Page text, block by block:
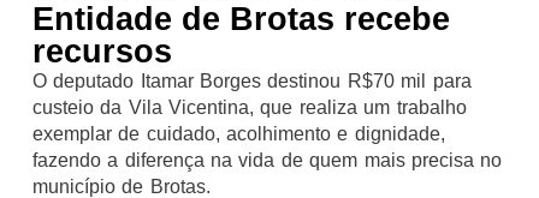
Entidade de Brotas recebe
recursos
O deputado Itamar Borges destinou R$70 mil para
custeio da Vila Vicentina, que realiza um trabalho
exemplar de cuidado, acolhimento e dignidade,
fazendo a diferença na vida de quem mais precisa no
município de Brotas.